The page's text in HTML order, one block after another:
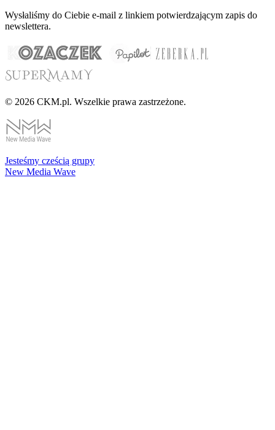
Wysłaliśmy do Ciebie e-mail z linkiem potwierdzającym zapis do
newslettera.
© 2026 CKM.pl. Wszelkie prawa zastrzeżone.
Jesteśmy cześcią grupy
New Media Wave